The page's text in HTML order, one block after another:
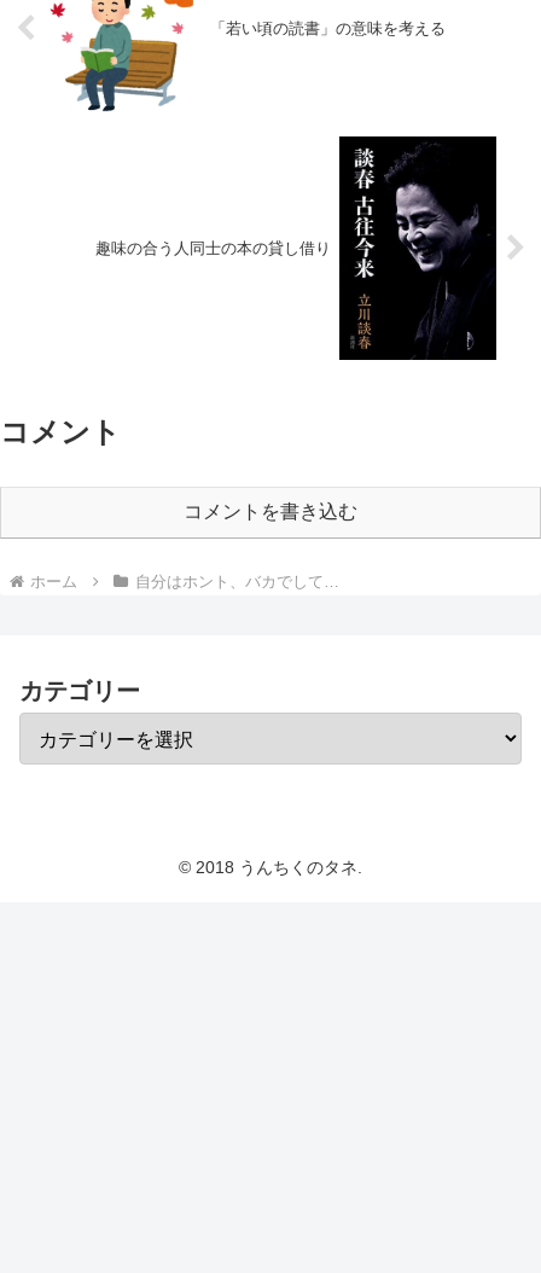
「若い頃の読書」の意味を考える
趣味の合う人同士の本の貸し借り
コメント
コメントを書き込む
ホーム 自分はホント、バカでして…
カテゴリー
© 2018 うんちくのタネ.